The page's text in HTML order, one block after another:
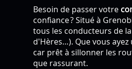
Besoin de passer votre
confiance ? Situé à
tous les conducteurs de
d’Hères…). Que vous
car prêt à sillonner les
que rassurant.